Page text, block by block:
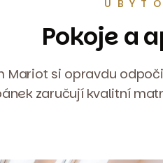
Pokoje a
Mariot si opravdu
zaručují kvalitní